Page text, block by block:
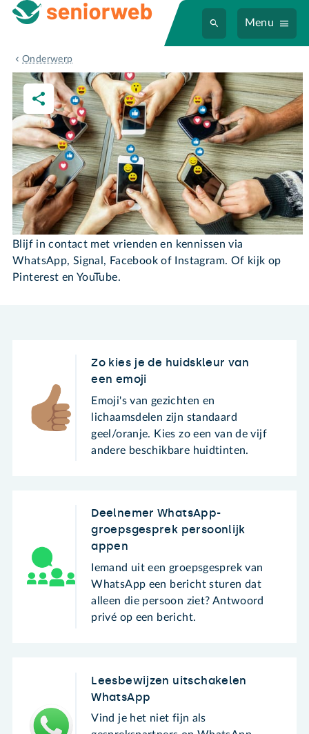
Menu
Onderwerp
Sociale media
Sociale media
Blijf in contact met vrienden en kennissen via
WhatsApp, Signal, Facebook of Instagram. Of kijk op
Pinterest en YouTube.
Zo kies je de huidskleur van
een emoji
Emoji's van gezichten en
lichaamsdelen zijn standaard
geel/oranje. Kies zo een van de vijf
andere beschikbare huidtinten.
Deelnemer WhatsApp-
groepsgesprek persoonlijk
appen
Iemand uit een groepsgesprek van
WhatsApp een bericht sturen dat
alleen die persoon ziet? Antwoord
privé op een bericht.
Leesbewijzen uitschakelen
WhatsApp
Vind je het niet fijn als